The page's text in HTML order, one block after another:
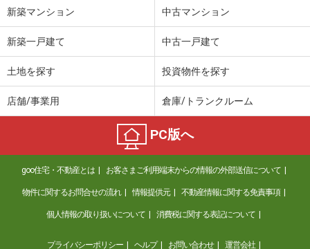
新築マンション 中古マンション
新築一戸建て 中古一戸建て
土地を探す 投資物件を探す
店舗/事業用 倉庫/トランクルーム
PC版へ
goo住宅・不動産とは お客さまご利用端末からの情報の外部送信について
物件に関するお問合せの流れ 情報提供元 不動産情報に関する免責事項
個人情報の取り扱いについて 消費税に関する表記について
プライバシーポリシー ヘルプ お問い合わせ 運営会社